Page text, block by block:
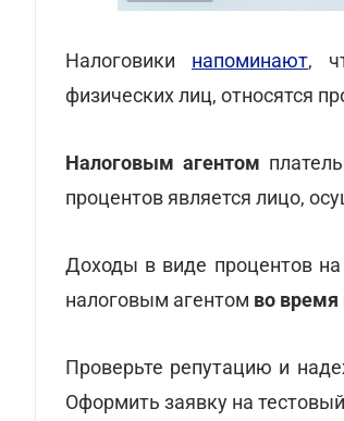
Налоговики напоминают,
физических лиц, относятся
Налоговым агентом
процентов является лицо,
Доходы в виде процентов
налоговым агентом во время
Проверьте репутацию и
Оформить заявку на